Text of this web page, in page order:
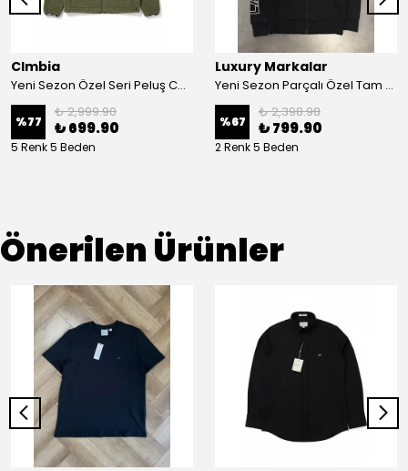
Clmbia
Yeni Sezon Özel Seri Peluş Ceket
%77
₺ 2,999.90
₺ 699.90
5 Renk 5 Beden
Luxury Markalar
Yeni Sezon Parçalı Özel Tam Fermuarlı Ceket
%67
₺ 2,398.98
₺ 799.90
2 Renk 5 Beden
Önerilen Ürünler